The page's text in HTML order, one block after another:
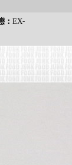
： EX-